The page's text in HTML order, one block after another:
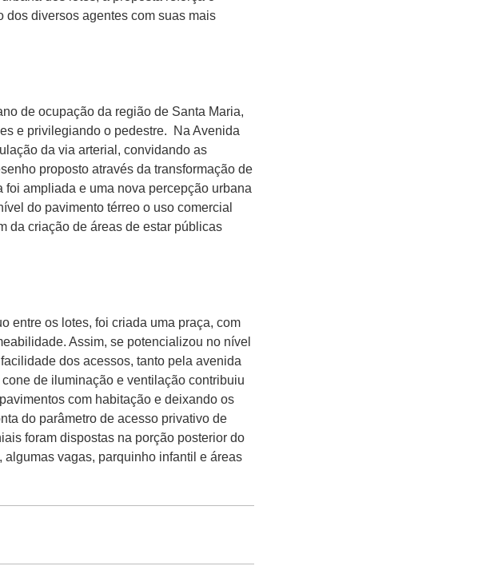
diversos agentes com suas mais
de ocupação da região de Santa Maria,
e privilegiando o pedestre.
Na Avenida
da via arterial, convidando as
proposto através da transformação de
ampliada e uma nova percepção urbana
do pavimento térreo o uso comercial
da criação de áreas de estar públicas
entre os lotes, foi criada uma praça, com
Assim, se potencializou no nível
dos acessos, tanto pela avenida
de iluminação e ventilação contribuiu
com habitação e deixando os
do parâmetro de acesso privativo de
foram dispostas na porção posterior do
vagas, parquinho infantil e áreas